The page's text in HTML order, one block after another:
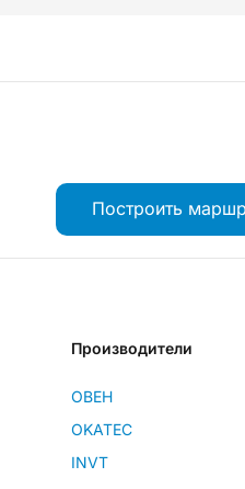
Построить
Производители
ОВЕН
OKATEC
INVT